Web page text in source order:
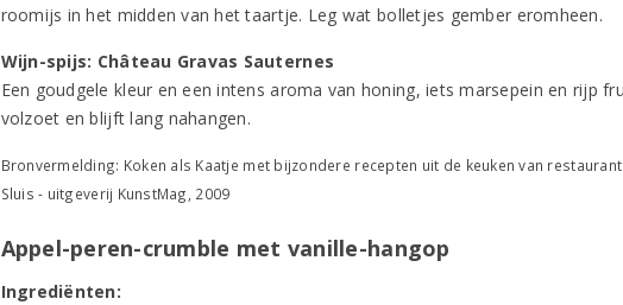
roomijs in het midden van het taartje. Leg wat bolletjes gember eromheen.
Wijn-spijs: Château Gravas Sauternes
Een goudgele kleur en een intens aroma van honing, iets marsepein en rijp
volzoet en blijft lang nahangen.
Bronvermelding: Koken als Kaatje met bijzondere recepten uit de keuken van
Sluis - uitgeverij KunstMag, 2009
Appel-peren-crumble met vanille-hangop
Ingrediënten: